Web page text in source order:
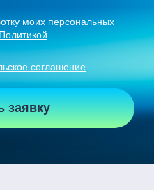
моих персональных
Политикой
соглашение
заявку